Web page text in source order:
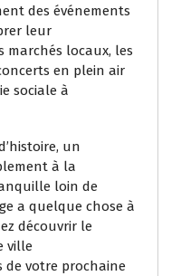
des événements
leur
marchés locaux, les
en plein air
sociale à
un
à la
loin de
a quelque chose à
découvrir le
ville
de votre prochaine